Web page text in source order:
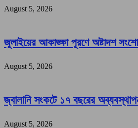
August 5, 2026
জুলাইয়ের আকাঙ্ক্ষা পূরণে অষ্টাদশ
August 5, 2026
জ্বালানি সংকটে ১৭ বছরের
August 5, 2026